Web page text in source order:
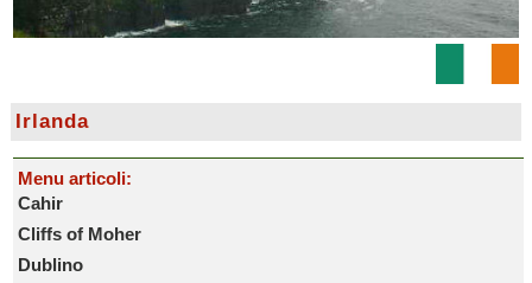
Irlanda
Menu articoli:
Cahir
Cliffs of Moher
Dublino